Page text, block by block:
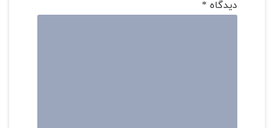
دیدگاه *